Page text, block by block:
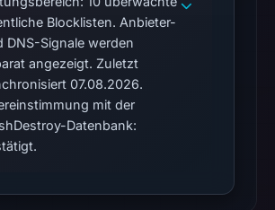
no
flag
on
Mar
3,
2026
at
UTC.
Blocklisten. Anbieter-
DNS-Signale werden
angezeigt. Zuletzt
07.08.2026.
mit der
Datenbank: